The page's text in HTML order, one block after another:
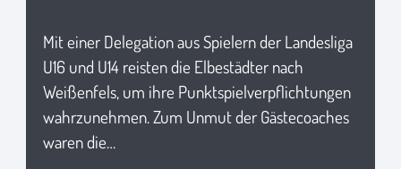
Mit einer Delegation aus Spielern der Landesliga
U16 und U14 reisten die Elbestädter nach
Weißenfels, um ihre Punktspielverpflichtungen
wahrzunehmen. Zum Unmut der Gästecoaches
waren die…